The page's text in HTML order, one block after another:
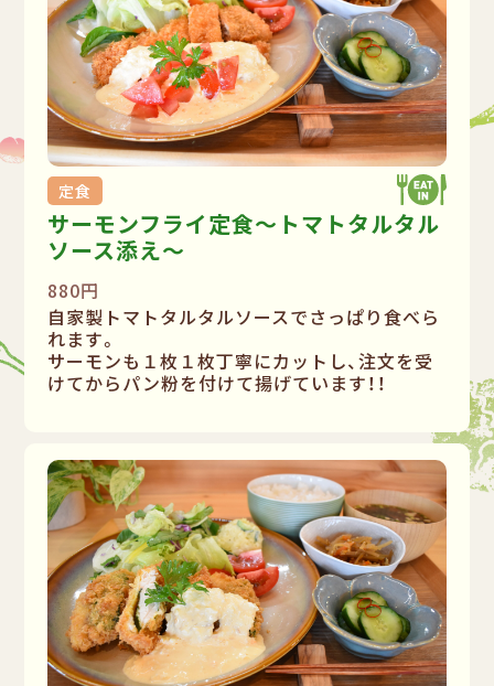
定食
サーモンフライ定食〜トマトタルタル
ソース添え〜
880円
自家製トマトタルタルソースでさっぱり食べら
れます。
サーモンも１枚１枚丁寧にカットし、注文を受
けてからパン粉を付けて揚げています！！